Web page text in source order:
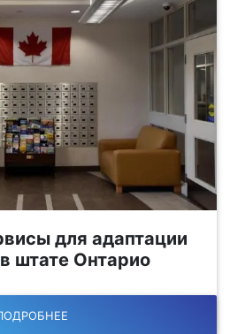
для адаптации
штате Онтарио